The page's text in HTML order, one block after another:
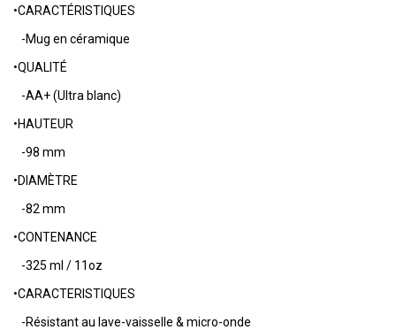
•CARACTÉRISTIQUES
-Mug en céramique
•QUALITÉ
-AA+ (Ultra blanc)
•HAUTEUR
-98 mm
•DIAMÈTRE
-82 mm
•CONTENANCE
-325 ml / 11oz
•CARACTERISTIQUES
-Résistant au lave-vaisselle & micro-onde